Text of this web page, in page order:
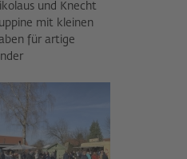
und Knecht
mit kleinen
für artige